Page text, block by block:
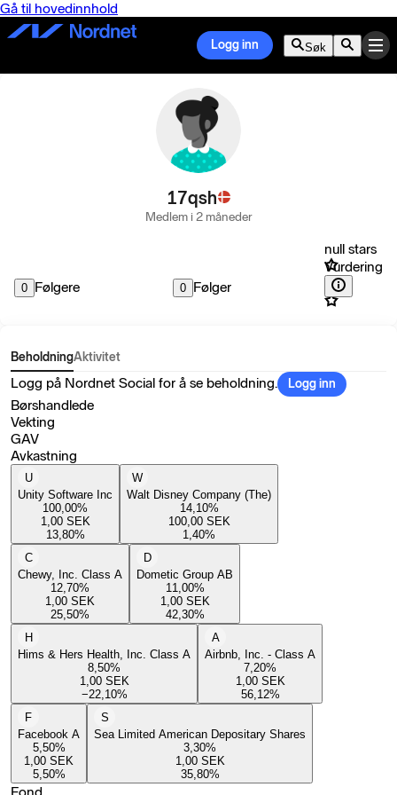
Gå til hovedinnhold
Logg inn Søk
17qsh
Medlem i 2 måneder
0 Følgere 0 Følger
null stars
Vurdering
BeholdningAktivitet
Logg på Nordnet Social for å se beholdning. Logg inn
Børshandlede
Vekting
GAV
Avkastning
U
Unity Software Inc
100,00%
1,00 SEK
13,80%
W
Walt Disney Company (The)
14,10%
100,00 SEK
1,40%
C
Chewy, Inc. Class A
12,70%
1,00 SEK
25,50%
D
Dometic Group AB
11,00%
1,00 SEK
42,30%
H
Hims & Hers Health, Inc. Class A
8,50%
1,00 SEK
−22,10%
A
Airbnb, Inc. - Class A
7,20%
1,00 SEK
56,12%
F
Facebook A
5,50%
1,00 SEK
5,50%
S
Sea Limited American Depositary Shares
3,30%
1,00 SEK
35,80%